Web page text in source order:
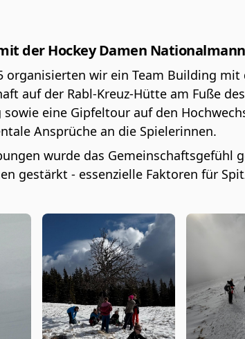
der Hockey Damen
organisierten wir ein Team Building mit
auf der Rabl-Kreuz-Hütte am Fuße
sowie eine Gipfeltour auf den
Ansprüche an die Spielerinnen.
wurde das Gemeinschaftsgefühl
gestärkt - essenzielle Faktoren für